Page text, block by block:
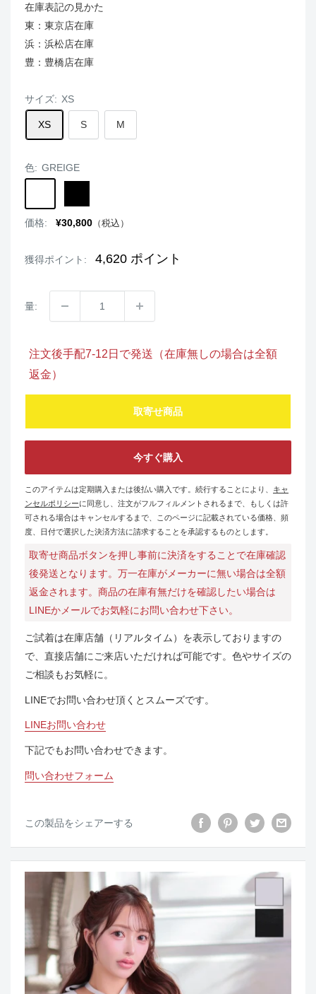
在庫表記の見かた
東：東京店在庫
浜：浜松店在庫
豊：豊橋店在庫
サイズ: XS
XS S M
色: GREIGE
価格:
販
¥30,800 （税込）
獲得ポイント: 4,620 ポイント
量:
注文後手配7-12日で発送（在庫無しの場合は全額
返金）
取寄せ商品
今すぐ購入
このアイテムは定期購入または後払い購入です。続行することにより、 キャ
ンセルポリシーに同意し、注文がフルフィルメントされるまで、もしくは許
可される場合はキャンセルするまで、このページに記載されている価格、頻
度、日付で選択した決済方法に請求することを承認するものとします。
取寄せ商品ボタンを押し事前に決済をすることで在庫確認
後発送となります。万一在庫がメーカーに無い場合は全額
返金されます。商品の在庫有無だけを確認したい場合は
LINEかメールでお気軽にお問い合わせ下さい。
ご試着は在庫店舗（リアルタイム）を表示しておりますの
で、直接店舗にご来店いただければ可能です。色やサイズの
ご相談もお気軽に。
LINEでお問い合わせ頂くとスムーズです。
LINEお問い合わせ
下記でもお問い合わせできます。
問い合わせフォーム
この製品をシェアーする